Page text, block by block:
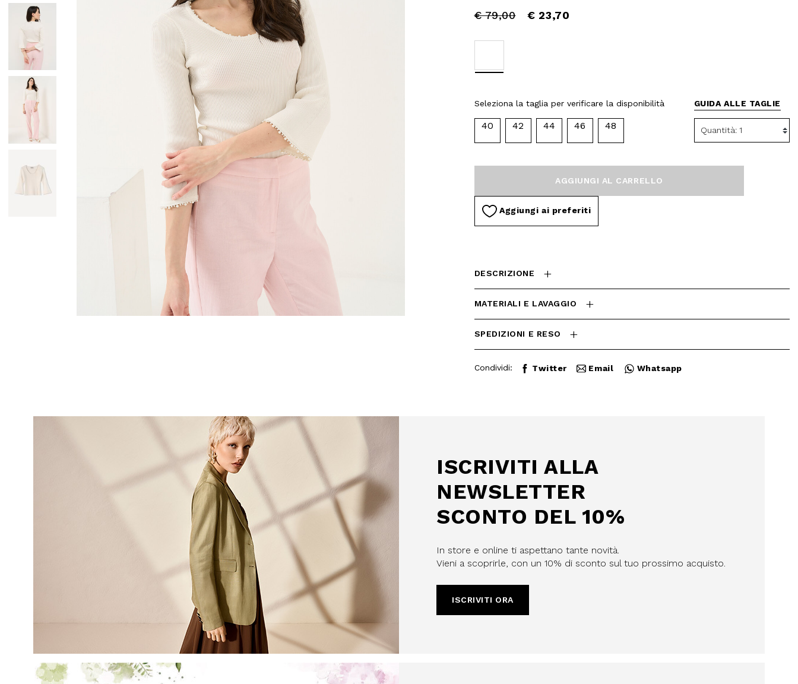
Trench
Occhiali da Sole
Ombrelli
Gift box
Price
from
€ 79,00to € 23,70
Seleziona la taglia per verificare la disponibilità GUIDA ALLE TAGLIE
40 42 44 46 48
AGGIUNGI AL CARRELLO
Aggiungi ai preferiti
DESCRIZIONE
MATERIALI E LAVAGGIO
SPEDIZIONI E RESO
Condividi: Twitter Email Whatsapp
ISCRIVITI ALLA
NEWSLETTER
SCONTO DEL 10%
In store e online ti aspettano tante novità.
Vieni a scoprirle, con un 10% di sconto sul tuo prossimo acquisto.
ISCRIVITI ORA
Entra nella Community di Camomilla Italia e accedi
ai nostri consigli e offerte riservate.
Con la creazione del tuo profilo, confermi di aver letto e
compreso la nostra Privacy Policy e il nostro Regolamento
My Lovely Garden e di essere maggiorenne.
QUESTO SITO È PROTETTO DA RECAPTCHA E SI APPLICANO LE NORME SULLA
PRIVACYETERMINI DI SERVIZIOGOOGLE.